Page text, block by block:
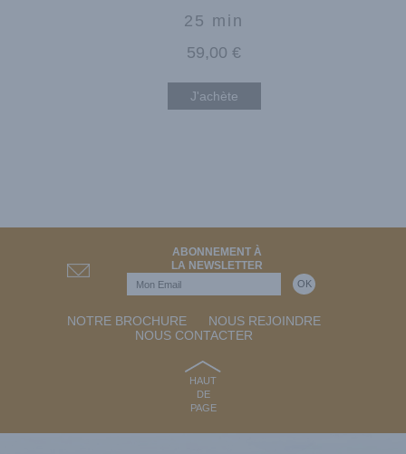
25 min
59,00 €
J'achète
ABONNEMENT À
LA NEWSLETTER
NOTRE BROCHURE
NOUS REJOINDRE
NOUS CONTACTER
HAUT
DE
PAGE